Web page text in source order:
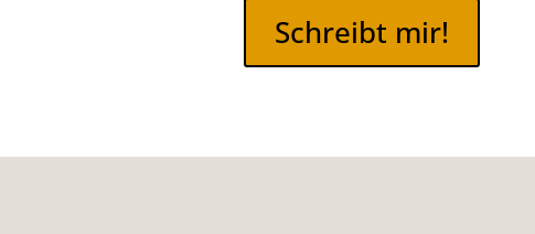
Schreibt mir!